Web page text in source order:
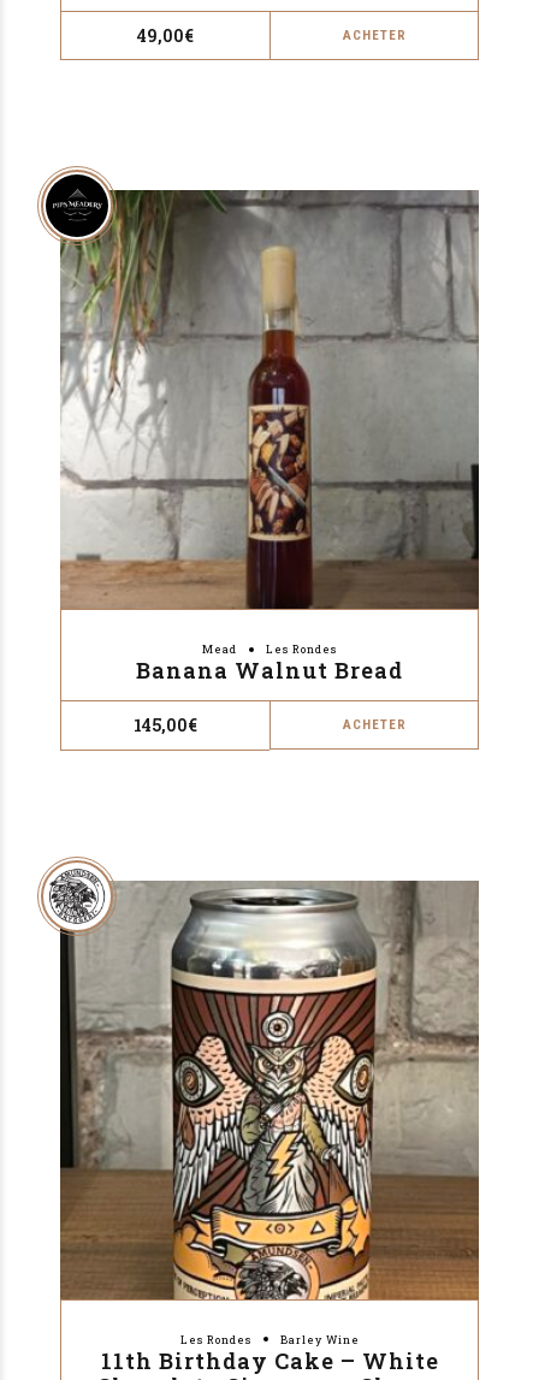
49,00€ ACHETER
Mead Les Rondes
Banana Walnut Bread
145,00€ ACHETER
Les Rondes Barley Wine
11th Birthday Cake – White